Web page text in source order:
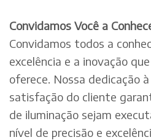
Convidamos Você a
Convidamos todos a
excelência e a inovação
oferece. Nossa dedicação
satisfação do cliente
de iluminação sejam
nível de precisão e